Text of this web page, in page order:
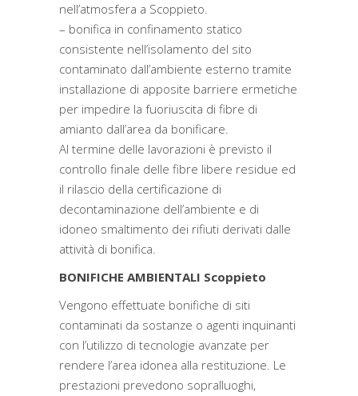
nell’atmosfera a Scoppieto.
– bonifica in confinamento statico
consistente nell’isolamento del sito
contaminato dall’ambiente esterno tramite
installazione di apposite barriere ermetiche
per impedire la fuoriuscita di fibre di
amianto dall’area da bonificare.
Al termine delle lavorazioni è previsto il
controllo finale delle fibre libere residue ed
il rilascio della certificazione di
decontaminazione dell’ambiente e di
idoneo smaltimento dei rifiuti derivati dalle
attività di bonifica.
BONIFICHE AMBIENTALI Scoppieto
Vengono effettuate bonifiche di siti
contaminati da sostanze o agenti inquinanti
con l’utilizzo di tecnologie avanzate per
rendere l’area idonea alla restituzione. Le
prestazioni prevedono sopralluoghi,